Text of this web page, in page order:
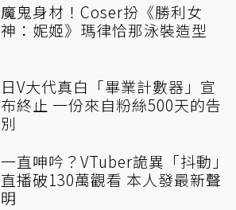
魔鬼身材！Coser扮《勝利女
神：妮姬》瑪律恰那泳裝造型
日V大代真白「畢業計數器」宣
布終止 一份來自粉絲500天的告
別
一直呻吟？VTuber詭異「抖動」
直播破130萬觀看 本人發最新聲
明